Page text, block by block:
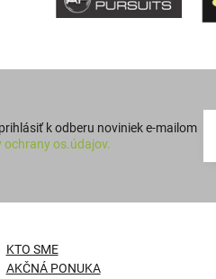
k odberu noviniek e-mailom
ochrany os.údajov.
KTO SME
AKČNÁ PONUKA